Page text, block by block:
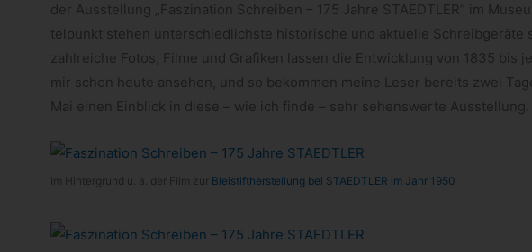
der Aus­stel­lung „Fas­zi­na­tion Schrei­ben – 175 Jahre STAEDTLER“ im
tel­punkt ste­hen unter­schied­lichste his­to­ri­sche und aktu­elle Schreib­ge­räte
zahl­rei­che Fotos, Filme und Gra­fi­ken las­sen die Ent­wick­lung von 1835 bis
mir schon heute anse­hen, und so bekom­men meine Leser bereits zwei
Mai einen Ein­blick in diese – wie ich finde – sehr sehens­werte Ausstellung.
Im Hin­ter­grund u. a. der Film zur Blei­stift­her­stel­lung bei STAEDTLER im Jahr 1950